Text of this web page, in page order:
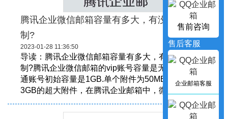
腾讯企业微信邮箱容量有多大，有没有容量限
制?
2023-01-28 11:36:50
导读：腾讯企业微信邮箱容量有多大，有没有容量限
制?腾讯企业微信邮箱的vip账号容量是无限制的，普
通账号初始容量是1GB.单个附件为50MB可发送最大
3GB的超大附件，在腾讯企业邮箱中，微盘容量...
售前咨询
售后客服
企业邮箱客服